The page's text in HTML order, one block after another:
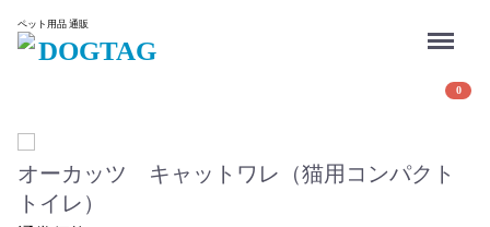
ペット用品 通販
DOGTAG
0
オーカッツ キャットワレ（猫用コンパクト
トイレ）